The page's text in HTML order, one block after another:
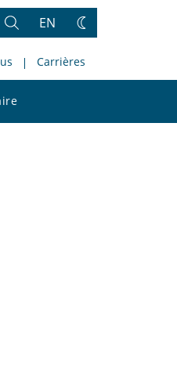
Rechercher
EN
Changez
thème
Carrières
le